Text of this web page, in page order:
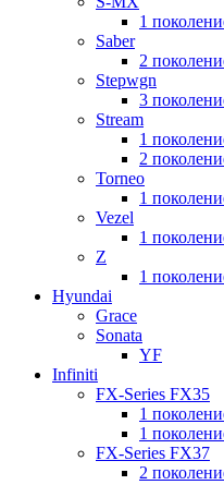
1
Saber
2
Stepwgn
3
Stream
1
2
Torneo
1
Vezel
1
Z
1
Hyundai
Grace
Sonata
YF
Infiniti
FX-Series FX35
1
1
FX-Series FX37
2